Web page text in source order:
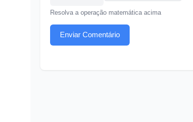
Resolva a operação matemática acima
Enviar Comentário